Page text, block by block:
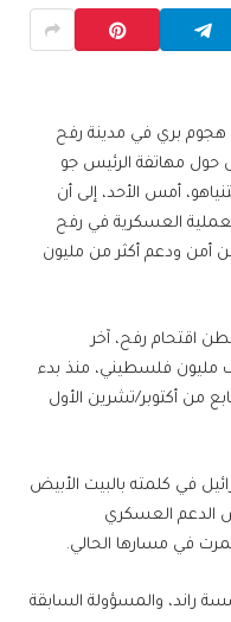
هجوم بري في مدينة رفح
حول مهاتفة الرئيس جو
أمس الأحد، إلى أن
العملية العسكرية في رفح
أمن ودعم أكثر من مليون
اقتحام رفح، آخر
مليون فلسطيني، منذ بدء
من أكتوبر/تشرين الأول
في كلمته بالبيت الأبيض
الدعم العسكري
في مسارها الحالي.
راند، والمسؤولة السابقة